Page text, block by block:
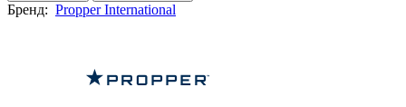
Бренд: Propper International